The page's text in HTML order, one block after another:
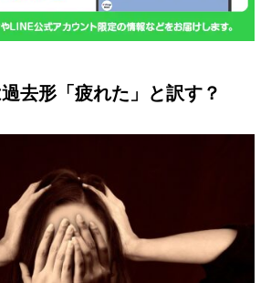
過去形「疲れた」と訳す？